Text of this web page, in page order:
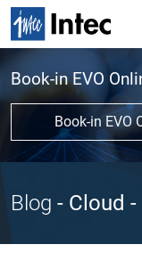
Book-in EVO
Book-in EVO
Blog - Cloud -